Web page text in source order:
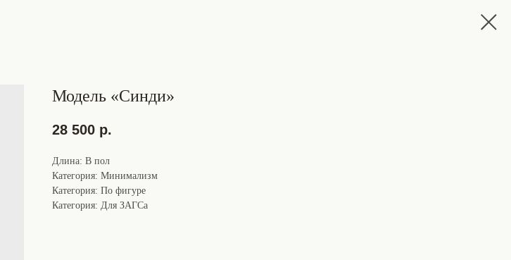
Модель «Синди»
28 500 р.
Длина: В пол
Категория: Минимализм
Категория: По фигуре
Категория: Для ЗАГСа